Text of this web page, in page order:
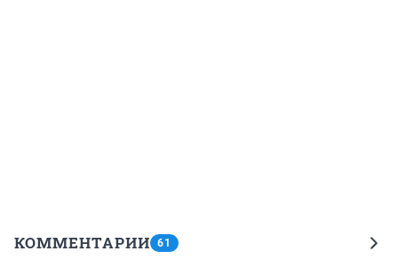
КОММЕНТАРИИ 61